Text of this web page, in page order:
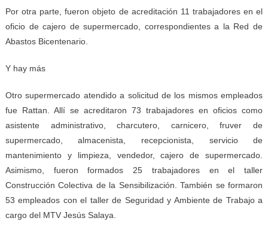
Por otra parte, fueron objeto de acreditación 11 trabajadores en el
oficio de cajero de supermercado, correspondientes a la Red de
Abastos Bicentenario.
Y hay más
Otro supermercado atendido a solicitud de los mismos empleados
fue Rattan. Allí se acreditaron 73 trabajadores en oficios como
asistente administrativo, charcutero, carnicero, fruver de
supermercado, almacenista, recepcionista, servicio de
mantenimiento y limpieza, vendedor, cajero de supermercado.
Asimismo, fueron formados 25 trabajadores en el taller
Construcción Colectiva de la Sensibilización. También se formaron
53 empleados con el taller de Seguridad y Ambiente de Trabajo a
cargo del MTV Jesús Salaya.